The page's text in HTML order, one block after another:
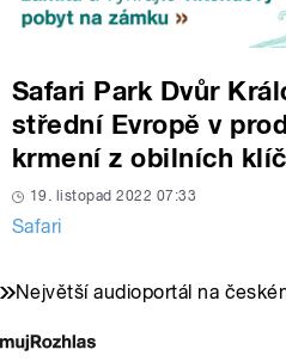
Safari Park Dvůr
střední Evropě v
krmení z obilních
19. listopad 2022 07:33
Safari
Největší audioportál na